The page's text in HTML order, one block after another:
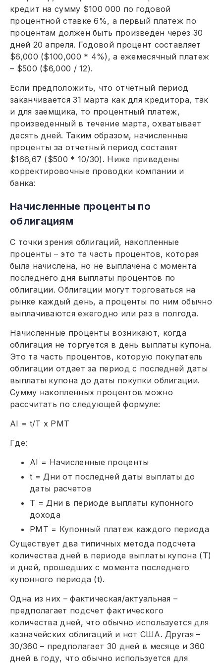
кредит на сумму $100 000 по годовой
процентной ставке 6%, а первый платеж по
процентам должен быть произведен через 30
дней 20 апреля. Годовой процент составляет
$6,000 ($100,000 * 4%), а ежемесячный платеж
– $500 ($6,000 / 12).
Если предположить, что отчетный период
заканчивается 31 марта как для кредитора, так
и для заемщика, то процентный платеж,
произведенный в течение марта, охватывает
десять дней. Таким образом, начисленные
проценты за отчетный период составят
$166,67 ($500 * 10/30). Ниже приведены
корректировочные проводки компании и
банка:
Начисленные проценты по
облигациям
С точки зрения облигаций, накопленные
проценты – это та часть процентов, которая
была начислена, но не выплачена с момента
последнего дня выплаты процентов по
облигации. Облигации могут торговаться на
рынке каждый день, а проценты по ним обычно
выплачиваются ежегодно или раз в полгода.
Начисленные проценты возникают, когда
облигация не торгуется в день выплаты купона.
Это та часть процентов, которую покупатель
облигации отдает за период с последней даты
выплаты купона до даты покупки облигации.
Сумму накопленных процентов можно
рассчитать по следующей формуле:
AI = t/T x PMT
Где:
AI = Начисленные проценты
t = Дни от последней даты выплаты до
даты расчетов
T = Дни в периоде выплаты купонного
дохода
PMT = Купонный платеж каждого периода
Существует два типичных метода подсчета
количества дней в периоде выплаты купона (T)
и дней, прошедших с момента последнего
купонного периода (t).
Одна из них – фактическая/актуальная –
предполагает подсчет фактического
количества дней, что обычно используется для
казначейских облигаций и нот США. Другая –
30/360 – предполагает 30 дней в месяце и 360
дней в году, что обычно используется для